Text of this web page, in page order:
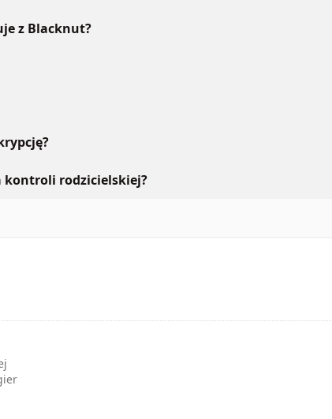
z Blacknut?
kontroli rodzicielskiej?